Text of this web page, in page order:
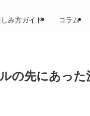
み方ガイド コラム
の先にあった